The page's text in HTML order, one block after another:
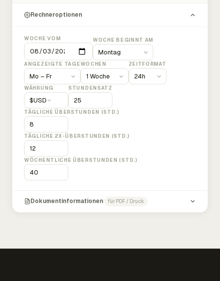
Rechneroptionen
WOCHE VOM WOCHE BEGINNT AM
ANGEZEIGTE TAGEWOCHEN ZEITFORMAT
WÄHRUNG
$USD
STUNDENSATZ
TÄGLICHE ÜBERSTUNDEN (STD.)
TÄGLICHE 2X-ÜBERSTUNDEN (STD.)
WÖCHENTLICHE ÜBERSTUNDEN (STD.)
Dokumentinformationen für PDF / Druck